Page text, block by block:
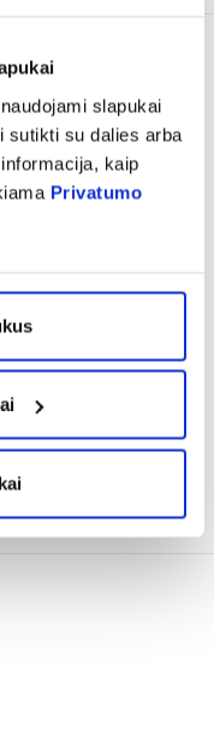
slapukai
sutikti su dalies arba
kaip
Privatumo
drėgnos
BABY WET
2,09 €
NUOLAIDA